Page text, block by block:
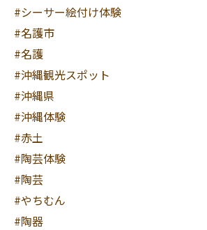
#シーサー絵付け体験
#名護市
#名護
#沖縄観光スポット
#沖縄県
#沖縄体験
#赤土
#陶芸体験
#陶芸
#やちむん
#陶器